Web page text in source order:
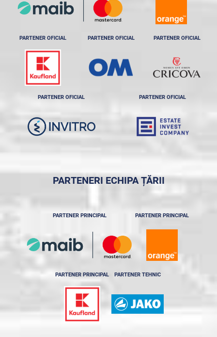
PARTENER OFICIAL PARTENER OFICIAL PARTENER OFICIAL
PARTENER OFICIAL PARTENER OFICIAL
PARTENERI ECHIPA ȚĂRII
PARTENER PRINCIPAL PARTENER PRINCIPAL
PARTENER PRINCIPAL PARTENER TEHNIC